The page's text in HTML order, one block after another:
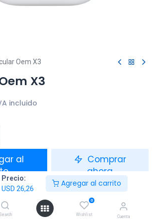
Precio:
USD 26,26
Agregar al carrito
Search
0
Wishlist Cuenta
Oem X3
X3
incluido
al
Comprar
ahora
de deseos